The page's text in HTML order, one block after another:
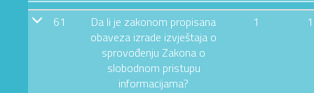
61
Da li je zakonom propisana
obaveza izrade izvještaja o
sprovođenju Zakona o
slobodnom pristupu
informacijama?
1 1